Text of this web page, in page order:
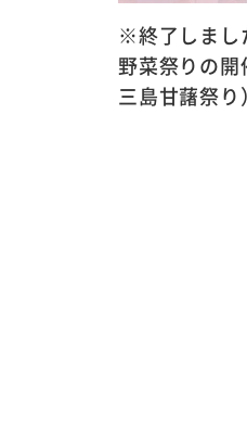
※終了しま
野菜祭りの開
三島甘藷祭り）